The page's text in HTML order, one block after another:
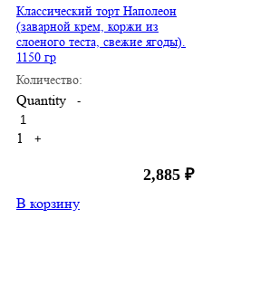
Классический торт Наполеон
(заварной крем, коржи из
слоеного теста, свежие ягоды).
1150 гр
Количество:
Quantity -
1 +
2,885 ₽
В корзину